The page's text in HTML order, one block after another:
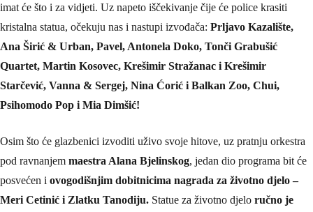
imat će što i za vidjeti. Uz napeto iščekivanje čije će police krasiti
kristalna statua, očekuju nas i nastupi izvođača: Prljavo Kazalište,
Ana Širić & Urban, Pavel, Antonela Doko, Tonči Grabušić
Quartet, Martin Kosovec, Krešimir Stražanac i Krešimir
Starčević, Vanna & Sergej, Nina Ćorić i Balkan Zoo, Chui,
Psihomodo Pop i Mia Dimšić!
Osim što će glazbenici izvoditi uživo svoje hitove, uz pratnju orkestra
pod ravnanjem maestra Alana Bjelinskog, jedan dio programa bit će
posvećen i ovogodišnjim dobitnicima nagrada za životno djelo –
Meri Cetinić i Zlatku Tanodiju. Statue za životno djelo ručno je